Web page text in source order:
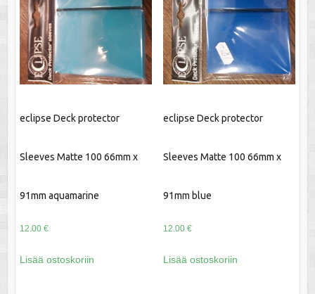
eclipse Deck protector
Sleeves Matte 100 66mm x
91mm aquamarine
12.00 €
Lisää ostoskoriin
eclipse Deck protector
Sleeves Matte 100 66mm x
91mm blue
12.00 €
Lisää ostoskoriin